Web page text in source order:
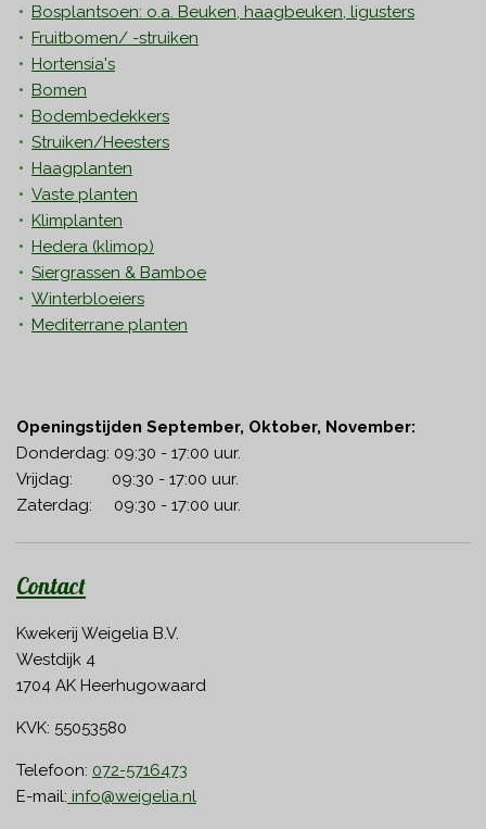
Bosplantsoen: o.a. Beuken, haagbeuken, ligusters
Fruitbomen/ -struiken
Hortensia's
Bomen
Bodembedekkers
Struiken/Heesters
Haagplanten
Vaste planten
Klimplanten
Hedera (klimop)
Siergrassen & Bamboe
Winterbloeiers
Mediterrane planten
Openingstijden September, Oktober, November:
Donderdag: 09:30 - 17:00 uur.
Vrijdag: 09:30 - 17:00 uur.
Zaterdag: 09:30 - 17:00 uur.
Contact
Kwekerij Weigelia B.V.
Westdijk 4
1704 AK Heerhugowaard
KVK: 55053580
Telefoon: 072-5716473
E-mail: info@weigelia.nl